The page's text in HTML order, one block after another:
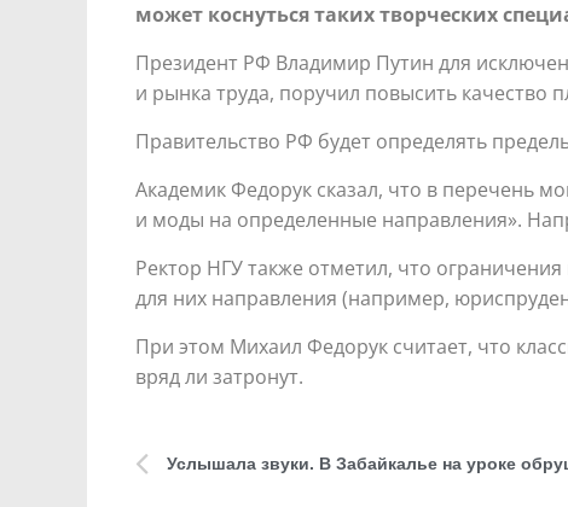
может коснуться таких творческих
Президент РФ Владимир Путин для
и рынка труда, поручил повысить качество
Правительство РФ будет определять
Академик Федорук сказал, что в перечень
и моды на определенные направления».
Ректор НГУ также отметил, что
для них направления (например,
При этом Михаил Федорук считает, что
вряд ли затронут.